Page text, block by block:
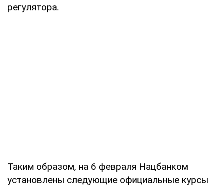
регулятора.
Таким образом, на 6 февраля Нацбанком
установлены следующие официальные курсы